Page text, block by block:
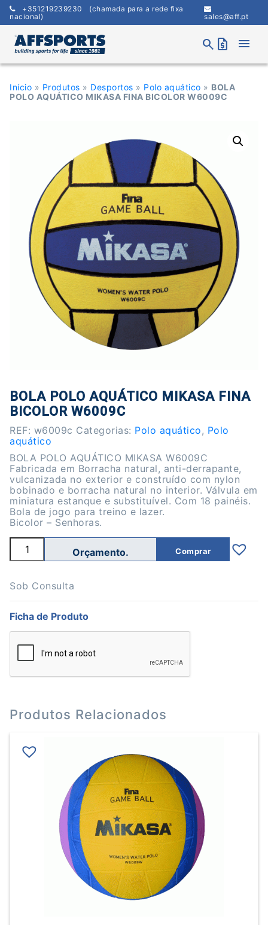
Skip
content
+351219239230 (chamada para a rede fixa
nacional)
sales@aff.pt
search request_quote menu
Início » Produtos » Desportos » Polo aquático » BOLA
POLO AQUÁTICO MIKASA FINA BICOLOR W6009C
BOLA POLO AQUÁTICO MIKASA FINA
BICOLOR W6009C
REF: w6009c Categorias: Polo aquático, Polo
aquático
BOLA POLO AQUÁTICO MIKASA W6009C
Fabricada em Borracha natural, anti-derrapante,
vulcanizada no exterior e construído com nylon
bobinado e borracha natural no interior. Válvula em
miniatura estanque e substituível. Com 18 painéis.
Bola de jogo para treino e lazer.
Bicolor – Senhoras.
Quantidade
BOLA
AQUÁTICO
BICOLOR
W6009C
Comprar
Sob Consulta
Ficha de Produto
Produtos Relacionados